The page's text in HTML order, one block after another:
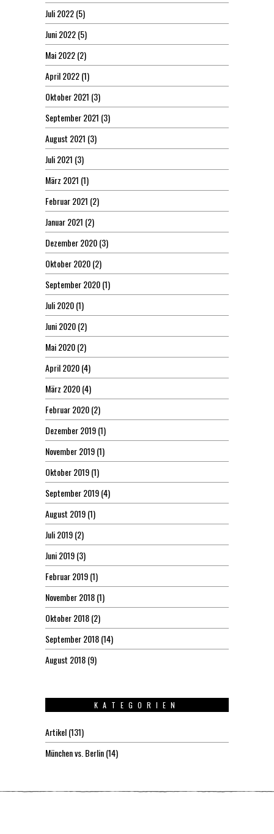
Juli 2022(5)
Juni 2022(5)
Mai 2022(2)
April 2022(1)
Oktober 2021 (3)
September 2021 (3)
August 2021 (3)
Juli 2021 (3)
März 2021 (1)
Februar 2021 (2)
Januar 2021 (2)
Dezember 2020(3)
Oktober 2020(2)
September 2020(1)
Juli 2020(1)
Juni 2020(2)
Mai 2020(2)
April 2020(4)
März 2020(4)
Februar 2020(2)
Dezember 2019(1)
November 2019(1)
Oktober 2019(1)
September 2019(4)
August 2019(1)
Juli 2019(2)
Juni 2019(3)
Februar 2019(1)
November 2018(1)
Oktober 2018(2)
September 2018(14)
August 2018(9)
KATEGORIEN
Artikel(131)
München vs. Berlin(14)